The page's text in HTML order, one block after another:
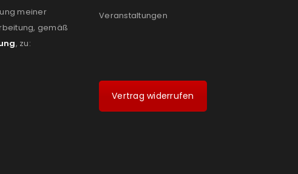
meiner
gemäß
, zu:
Veranstaltungen
Vertrag widerrufen